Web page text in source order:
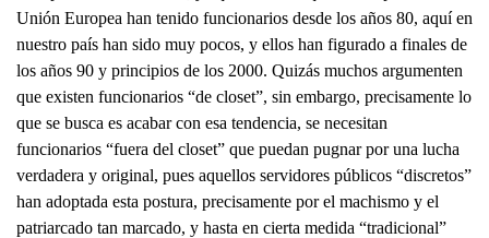
Unión Europea han tenido funcionarios desde los años 80, aquí en
nuestro país han sido muy pocos, y ellos han figurado a finales de
los años 90 y principios de los 2000. Quizás muchos argumenten
que existen funcionarios “de closet”, sin embargo, precisamente lo
que se busca es acabar con esa tendencia, se necesitan
funcionarios “fuera del closet” que puedan pugnar por una lucha
verdadera y original, pues aquellos servidores públicos “discretos”
han adoptada esta postura, precisamente por el machismo y el
patriarcado tan marcado, y hasta en cierta medida “tradicional”